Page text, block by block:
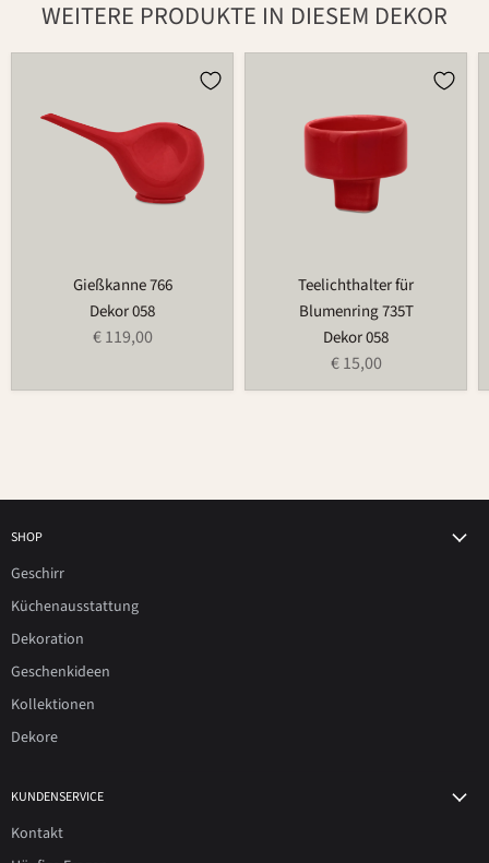
WEITERE PRODUKTE IN DIESEM DEKOR
Gießkanne 766
Dekor 058
€ 119,00
Teelichthalter für
Blumenring 735T
Dekor 058
€ 15,00
SHOP
Geschirr
Küchenausstattung
Dekoration
Geschenkideen
Kollektionen
Dekore
KUNDENSERVICE
Kontakt